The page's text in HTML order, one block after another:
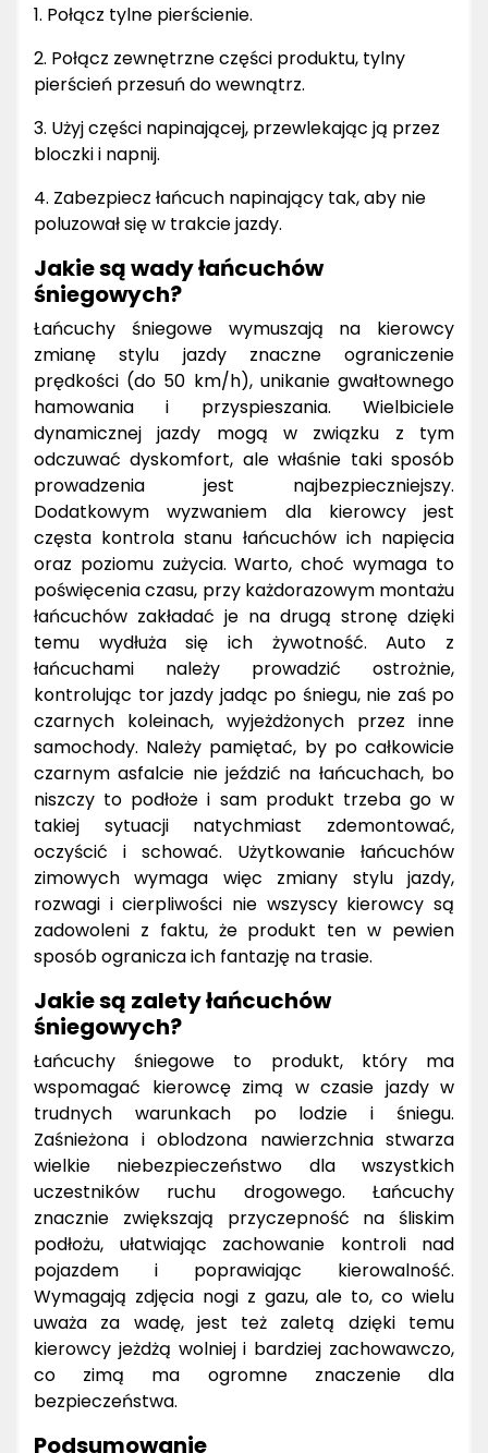
1. Połącz tylne pierścienie.
2. Połącz zewnętrzne części produktu, tylny
pierścień przesuń do wewnątrz.
3. Użyj części napinającej, przewlekając ją przez
bloczki i napnij.
4. Zabezpiecz łańcuch napinający tak, aby nie
poluzował się w trakcie jazdy.
Jakie są wady łańcuchów
śniegowych?
Łańcuchy śniegowe wymuszają na kierowcy
zmianę stylu jazdy znaczne ograniczenie
prędkości (do 50 km/h), unikanie gwałtownego
hamowania i przyspieszania. Wielbiciele
dynamicznej jazdy mogą w związku z tym
odczuwać dyskomfort, ale właśnie taki sposób
prowadzenia jest najbezpieczniejszy.
Dodatkowym wyzwaniem dla kierowcy jest
częsta kontrola stanu łańcuchów ich napięcia
oraz poziomu zużycia. Warto, choć wymaga to
poświęcenia czasu, przy każdorazowym montażu
łańcuchów zakładać je na drugą stronę dzięki
temu wydłuża się ich żywotność. Auto z
łańcuchami należy prowadzić ostrożnie,
kontrolując tor jazdy jadąc po śniegu, nie zaś po
czarnych koleinach, wyjeżdżonych przez inne
samochody. Należy pamiętać, by po całkowicie
czarnym asfalcie nie jeździć na łańcuchach, bo
niszczy to podłoże i sam produkt trzeba go w
takiej sytuacji natychmiast zdemontować,
oczyścić i schować. Użytkowanie łańcuchów
zimowych wymaga więc zmiany stylu jazdy,
rozwagi i cierpliwości nie wszyscy kierowcy są
zadowoleni z faktu, że produkt ten w pewien
sposób ogranicza ich fantazję na trasie.
Jakie są zalety łańcuchów
śniegowych?
Łańcuchy śniegowe to produkt, który ma
wspomagać kierowcę zimą w czasie jazdy w
trudnych warunkach po lodzie i śniegu.
Zaśnieżona i oblodzona nawierzchnia stwarza
wielkie niebezpieczeństwo dla wszystkich
uczestników ruchu drogowego. Łańcuchy
znacznie zwiększają przyczepność na śliskim
podłożu, ułatwiając zachowanie kontroli nad
pojazdem i poprawiając kierowalność.
Wymagają zdjęcia nogi z gazu, ale to, co wielu
uważa za wadę, jest też zaletą dzięki temu
kierowcy jeżdżą wolniej i bardziej zachowawczo,
co zimą ma ogromne znaczenie dla
bezpieczeństwa.
Podsumowanie